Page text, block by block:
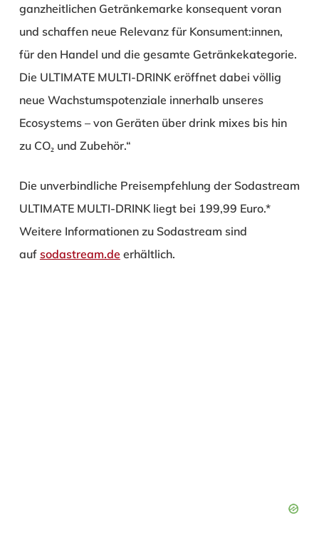
ganzheitlichen Getränkemarke konsequent voran
und schaffen neue Relevanz für Konsument:innen,
für den Handel und die gesamte Getränkekategorie.
Die ULTIMATE MULTI-DRINK eröffnet dabei völlig
neue Wachstumspotenziale innerhalb unseres
Ecosystems – von Geräten über drink mixes bis hin
zu CO₂ und Zubehör.“
Die unverbindliche Preisempfehlung der Sodastream
ULTIMATE MULTI-DRINK liegt bei 199,99 Euro.*
Weitere Informationen zu Sodastream sind
auf sodastream.de erhältlich.